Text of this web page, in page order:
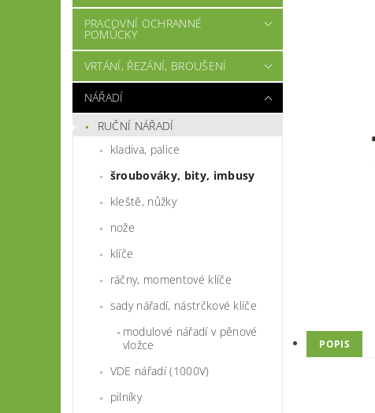
PRACOVNÍ OCHRANNÉ
POMŮCKY
VRTÁNÍ, ŘEZÁNÍ, BROUŠENÍ
NÁŘADÍ
RUČNÍ NÁŘADÍ
kladiva, palice
šroubováky, bity, imbusy
kleště, nůžky
nože
klíče
ráčny, momentové klíče
sady nářadí, nástrčkové klíče
modulové nářadí v pěnové
vložce
VDE nářadí (1000V)
pilníky
POPIS